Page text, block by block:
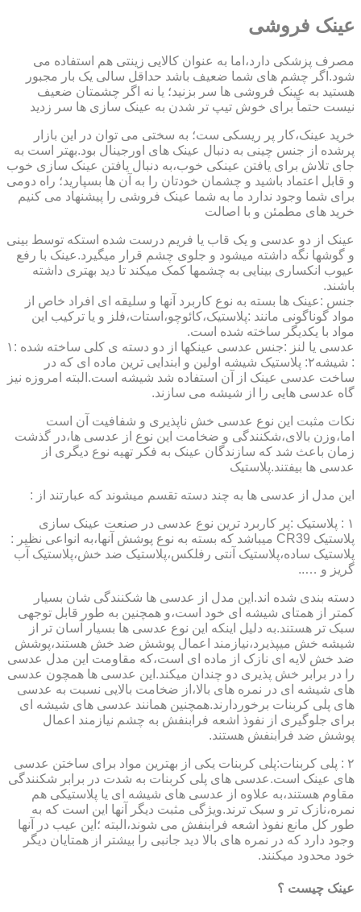
عینک فروشی
مصرف پزشکی دارد،اما به عنوان کالایی زینتی هم استفاده می
شود.اگر چشم های شما ضعیف باشد حداقل سالی یک بار مجبور
هستید به عینک فروشی ها سر بزنید؛ یا نه اگر چشمتان ضعیف
نیست حتماً برای خوش تیپ تر شدن به عینک سازی ها سر زدید
خرید عینک،کار پر ریسکی ست؛ به سختی می توان در این بازار
پرشده از جنس چینی به دنبال عینک های اورجینال بود.بهتر است به
جای تلاش برای یافتن عینکی خوب،به دنبال یافتن عینک سازی خوب
و قابل اعتماد باشید و چشمان خودتان را به آن ها بسپارید؛ راه دومی
برای شما وجود ندارد ما به شما عینک فروشی را پیشنهاد می کنیم
خرید های مطمئن و با اصالت
عینک از دو عدسی و یک قاب یا فریم درست شده استکه توسط بینی
و گوشها نگه داشته میشود و جلوی چشم قرار میگیرد.عینک با رفع
عیوب انکساری بینایی به چشمها کمک میکند تا دید بهتری داشته
باشند.
جنس :عینک ها بسته به نوع کاربرد آنها و سلیقه ای افراد خاص از
مواد گوناگونی مانند :پلاستیک،کائوچو،استات،فلز و یا ترکیب این
مواد با یکدیگر ساخته شده است.
عدسی یا لنز :جنس عدسی عینکها از دو دسته ی کلی ساخته شده :۱
: شیشه۲: پلاستیک شیشه اولین و ابندایی ترین ماده ای که در
ساخت عدسی عینک از آن استفاده شد شیشه است.البته امروزه نیز
گاه عدسی هایی را از شیشه می سازند.
نکات مثبت این نوع عدسی خش ناپذیری و شفافیت آن است
اما،وزن بالای،شکنندگی و ضخامت این نوع از عدسی ها،در گذشت
زمان باعث شد که سازندگان عینک به فکر تهیه نوع دیگری از
عدسی ها بیفتند.پلاستیک
این مدل از عدسی ها به چند دسته تقسم میشوند که عبارتند از :
۱ : پلاستیک :پر کاربرد ترین نوع عدسی در صنعت عینک سازی
پلاستیک CR39 میباشد که بسته به نوع پوشش آنها،به انواعی نظیر :
پلاستیک ساده،پلاستیک آنتی رفلکس،پلاستیک ضد خش،پلاستیک آب
گریز و …..
دسته بندی شده اند.این مدل از عدسی ها شکنندگی شان بسیار
کمتر از همتای شیشه ای خود است،و همچنین به طور قابل توجهی
سبک تر هستند.به دلیل اینکه این نوع عدسی ها بسیار آسان تر از
شیشه خش میپذیرد،نیازمند اعمال پوشش ضد خش هستند،پوشش
ضد خش لایه ای نازک از ماده ای است،که مقاومت این مدل عدسی
را در برابر خش پذیری دو چندان میکند.این عدسی ها همچون عدسی
های شیشه ای در نمره های بالا،از ضخامت بالایی نسبت به عدسی
های پلی کربنات برخوردارند.همچنین همانند عدسی های شیشه ای
برای جلوگیری از نفوذ اشعه فرابنفش به چشم نیازمند اعمال
پوشش ضد فرابنفش هستند.
۲ : پلی کربنات:پلی کربنات یکی از بهترین مواد برای ساختن عدسی
های عینک است.عدسی های پلی کربنات به شدت در برابر شکنندگی
مقاوم هستند،به علاوه از عدسی های شیشه ای یا پلاستیکی هم
نمره،نازک تر و سبک ترند.ویژگی مثبت دیگر آنها این است که به
طور کل مانع نفوذ اشعه فرابنفش می شوند،البته ؛این عیب در آنها
وجود دارد که در نمره های بالا دید جانبی را بیشتر از همتایان دیگر
خود محدود میکنند.
عینک چیست ؟